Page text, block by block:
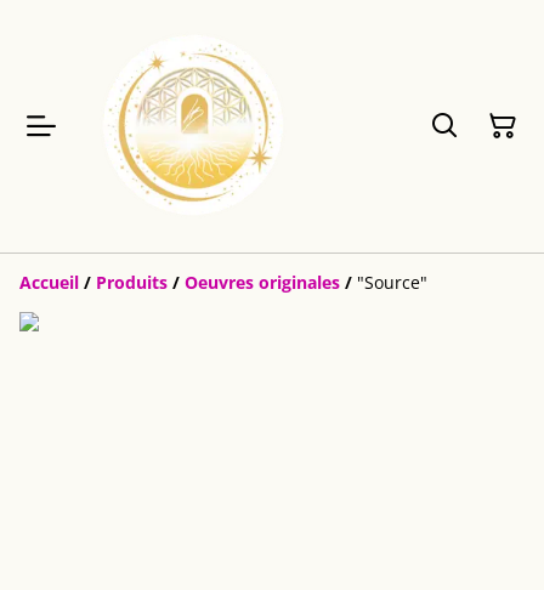
Accueil / Produits / Oeuvres originales / "Source"